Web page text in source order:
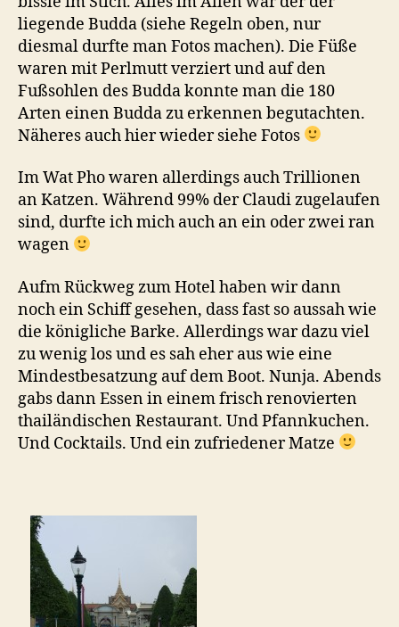
liegende Budda (siehe Regeln oben, nur
diesmal durfte man Fotos machen). Die Füße
waren mit Perlmutt verziert und auf den
Fußsohlen des Budda konnte man die 180
Arten einen Budda zu erkennen begutachten.
Näheres auch hier wieder siehe Fotos
Im Wat Pho waren allerdings auch Trillionen
an Katzen. Während 99% der Claudi zugelaufen
sind, durfte ich mich auch an ein oder zwei ran
wagen
Aufm Rückweg zum Hotel haben wir dann
noch ein Schiff gesehen, dass fast so aussah wie
die königliche Barke. Allerdings war dazu viel
zu wenig los und es sah eher aus wie eine
Mindestbesatzung auf dem Boot. Nunja. Abends
gabs dann Essen in einem frisch renovierten
thailändischen Restaurant. Und Pfannkuchen.
Und Cocktails. Und ein zufriedener Matze